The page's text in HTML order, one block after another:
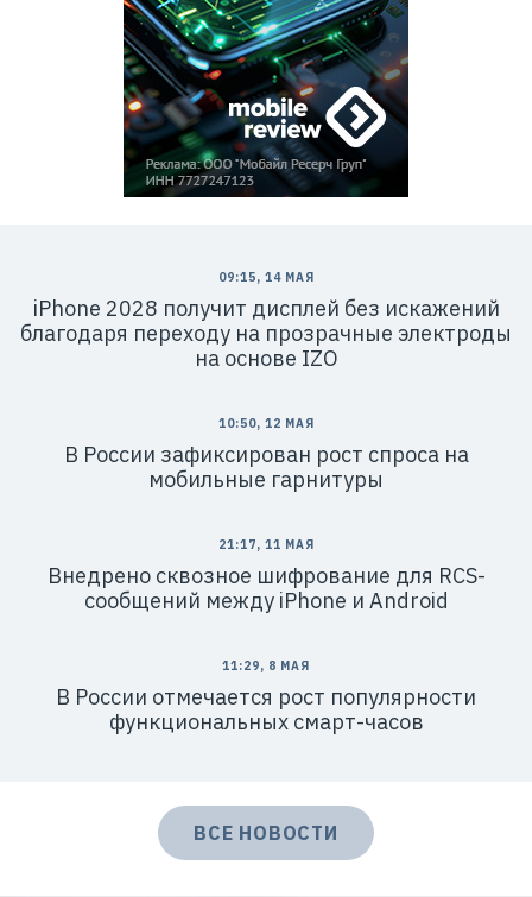
09:15, 14 МАЯ
iPhone 2028 получит дисплей без искажений
благодаря переходу на прозрачные электроды
на основе IZO
10:50, 12 МАЯ
В России зафиксирован рост спроса на
мобильные гарнитуры
21:17, 11 МАЯ
Внедрено сквозное шифрование для RCS-
сообщений между iPhone и Android
11:29, 8 МАЯ
В России отмечается рост популярности
функциональных смарт-часов
ВСЕ НОВОСТИ